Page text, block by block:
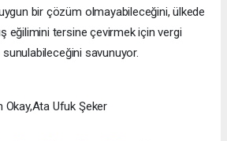
bir çözüm olmayabileceğini, ülkede
eğilimini tersine çevirmek için vergi
savunuyor.
Okay,Ata Ufuk Şeker